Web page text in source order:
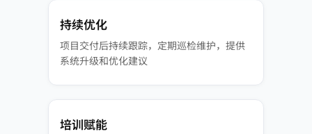
持续优化
项目交付后持续跟踪，定期巡检维护，提供
系统升级和优化建议
培训赋能